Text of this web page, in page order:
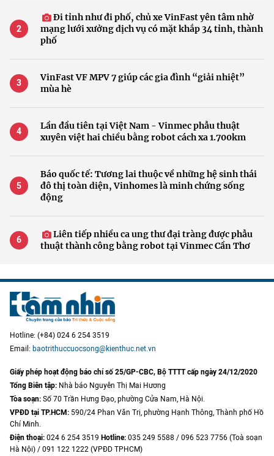
Đi tỉnh như đi phố, chủ xe VinFast yên tâm nhờ
mạng lưới xưởng dịch vụ có mặt khắp 34 tỉnh, thành
phố
VinFast VF MPV 7 giúp các gia đình “giải nhiệt”
mùa hè
Lần đầu tiên tại Việt Nam - Vinmec phẫu thuật
xuyên việt hai chiều bằng robot cách xa 1.700km
Báo quốc tế: Tương lai thuộc về những hệ sinh thái
đô thị toàn diện, Vinhomes là minh chứng sống
động
Liên tiếp nhiều ca ung thư đại tràng được phẫu
thuật thành công bằng robot tại Vinmec Cần Thơ
Hotline: (+84) 024 6 254 3519
Email: baotrithuccuocsong@kienthuc.net.vn
Giấy phép hoạt động báo chí số 25/GP-CBC, Bộ TTTT cấp ngày 24/12/2020
Tổng Biên tập: Nhà báo Nguyễn Thị Mai Hương
Tòa soạn: Số 70 Trần Hưng Đạo, phường Cửa Nam, Hà Nội.
VPĐD tại TP.HCM: 590/24 Phan Văn Trị, phường Hạnh Thông, Thành phố Hồ
Chí Minh.
Điện thoại: 024 6 254 3519 Hotline: 035 249 5588 / 096 523 7756 (Toà soạn
Hà Nội) / 091 122 1222 (VPĐD TPHCM)